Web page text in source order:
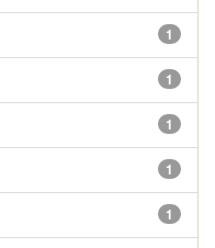
1
1
1
1
1